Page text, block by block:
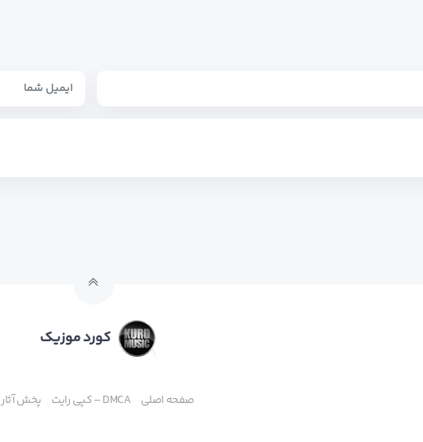
کورد موزیک
صفحه اصلی DMCA – کپی رایت پخش آثار